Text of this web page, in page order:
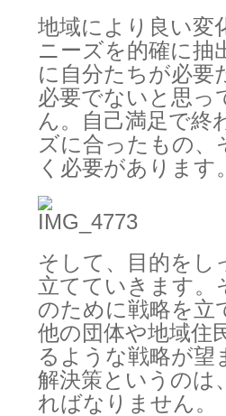
地域により良い変
ニーズを的確に抽
に自分たちが必要
必要でないと思
ん。自己満足で終
ズに合ったもの
く必要があります。
そして、目的をし
立てていきます。
のために戦略を立
他の団体や地域住
るような戦略が望
解決策というのは
ればなりません。